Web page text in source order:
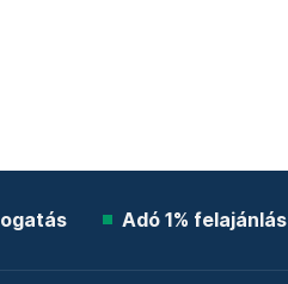
Adó 1% felajánlás